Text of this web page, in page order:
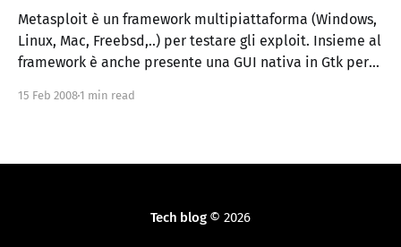
Metasploit è un framework multipiattaforma (Windows,
Linux, Mac, Freebsd,..) per testare gli exploit. Insieme al
framework è anche presente una GUI nativa in Gtk per
15 Feb 2008 1 min read
Tech blog© 2026